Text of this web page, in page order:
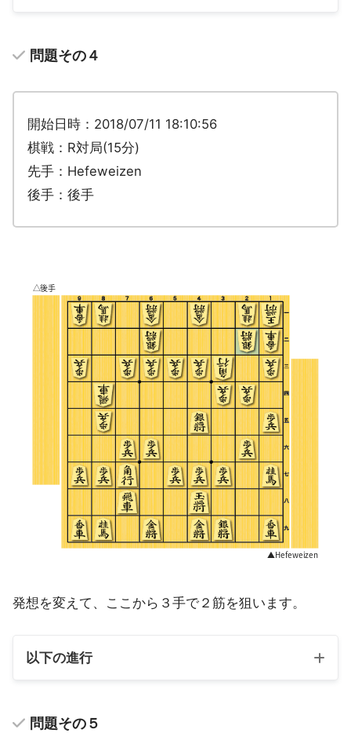
問題その４
開始日時：2018/07/11 18:10:56
棋戦：R対局(15分)
先手：Hefeweizen
後手：後手
発想を変えて、ここから３手で２筋を狙います。
以下の進行
問題その５